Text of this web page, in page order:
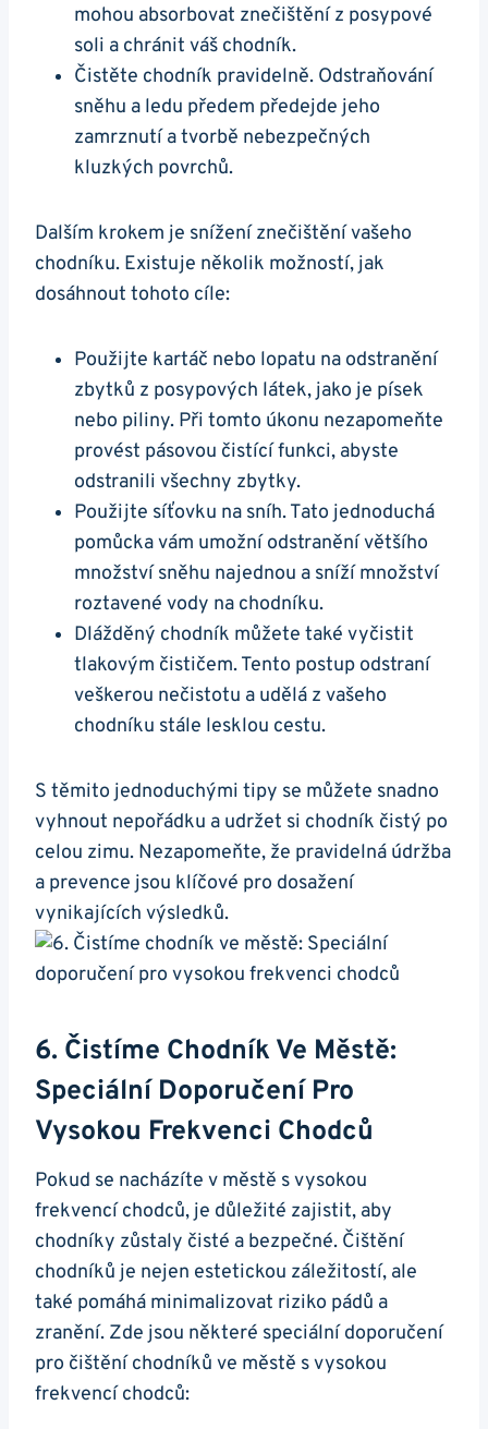
mohou absorbovat znečištění​ z posypové
‌soli a chránit váš chodník.
Čistěte chodník pravidelně.⁢ Odstraňování⁤
sněhu a ledu předem předejde ⁤jeho
zamrznutí a tvorbě‍ nebezpečných
kluzkých povrchů.
Dalším krokem je snížení znečištění vašeho‍
chodníku. Existuje⁤ několik⁣ možností, jak
dosáhnout​ tohoto⁣ cíle:
Použijte kartáč nebo lopatu na odstranění
zbytků z posypových látek, jako je písek
nebo piliny. Při tomto úkonu nezapomeňte
provést ⁣pásovou⁣ čistící funkci, abyste
odstranili všechny zbytky.
Použijte síťovku⁤ na sníh. Tato jednoduchá
pomůcka vám ⁤umožní odstranění ​většího
⁣množství sněhu⁤ najednou a sníží množství
roztavené‍ vody⁢ na chodníku.
Dlážděný chodník můžete také‌ vyčistit
tlakovým čističem. Tento postup odstraní
veškerou​ nečistotu a udělá z⁤ vašeho
chodníku stále lesklou‍ cestu.
S těmito jednoduchými tipy se můžete snadno
vyhnout nepořádku a udržet si chodník čistý‍ po
celou zimu. Nezapomeňte, že pravidelná údržba
a‍ prevence⁢ jsou klíčové pro dosažení
vynikajících výsledků.
6. Čistíme Chodník Ve Městě:‌
Speciální Doporučení Pro‍
Vysokou Frekvenci Chodců
Pokud se nacházíte v městě‍ s vysokou
frekvencí‌ chodců, je důležité zajistit, aby⁢
chodníky zůstaly čisté a bezpečné. Čištění
chodníků ⁣je nejen estetickou záležitostí, ale
také pomáhá minimalizovat riziko pádů a
zranění. Zde jsou některé ⁤speciální doporučení
pro čištění‌ chodníků ve městě s vysokou
‍frekvencí chodců: